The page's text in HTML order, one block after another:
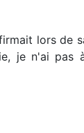
lors de
je n'ai pas